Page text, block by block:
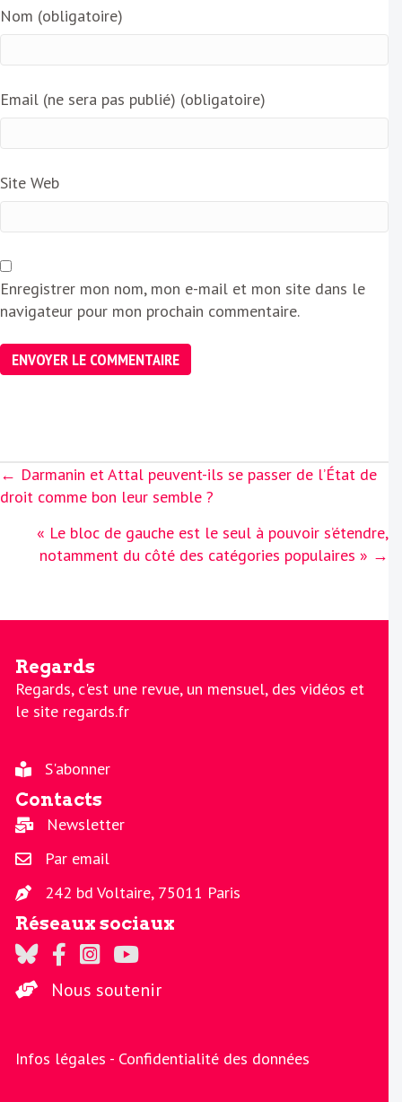
Nom (obligatoire)
Email (ne sera pas publié) (obligatoire)
Site Web
Enregistrer mon nom, mon e-mail et mon site dans le
navigateur pour mon prochain commentaire.
Posts
navigation
← Darmanin et Attal peuvent-ils se passer de l’État de
droit comme bon leur semble ?
« Le bloc de gauche est le seul à pouvoir s’étendre,
notamment du côté des catégories populaires » →
Regards
Regards, c'est une revue, un mensuel, des vidéos et
le site regards.fr
S'abonner
Contacts
Newsletter
Par email
242 bd Voltaire, 75011 Paris
Réseaux sociaux
Regards sur Twitter
Regards sur Facebook
Regards sur Instagram
La chaine Regards sur Youtube
Nous soutenir
Infos légales - Confidentialité des données